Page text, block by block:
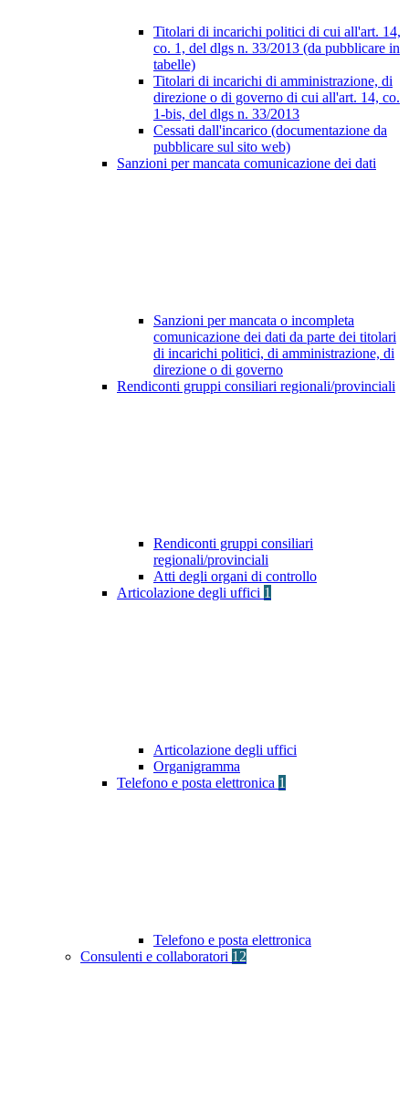
Titolari di incarichi politici di cui all'art. 14,
co. 1, del dlgs n. 33/2013 (da pubblicare in
tabelle)
Titolari di incarichi di amministrazione, di
direzione o di governo di cui all'art. 14, co.
1-bis, del dlgs n. 33/2013
Cessati dall'incarico (documentazione da
pubblicare sul sito web)
Sanzioni per mancata comunicazione dei dati
Sanzioni per mancata o incompleta
comunicazione dei dati da parte dei titolari
di incarichi politici, di amministrazione, di
direzione o di governo
Rendiconti gruppi consiliari regionali/provinciali
Rendiconti gruppi consiliari
regionali/provinciali
Atti degli organi di controllo
Articolazione degli uffici 1
Articolazione degli uffici
Organigramma
Telefono e posta elettronica 1
Telefono e posta elettronica
Consulenti e collaboratori 12